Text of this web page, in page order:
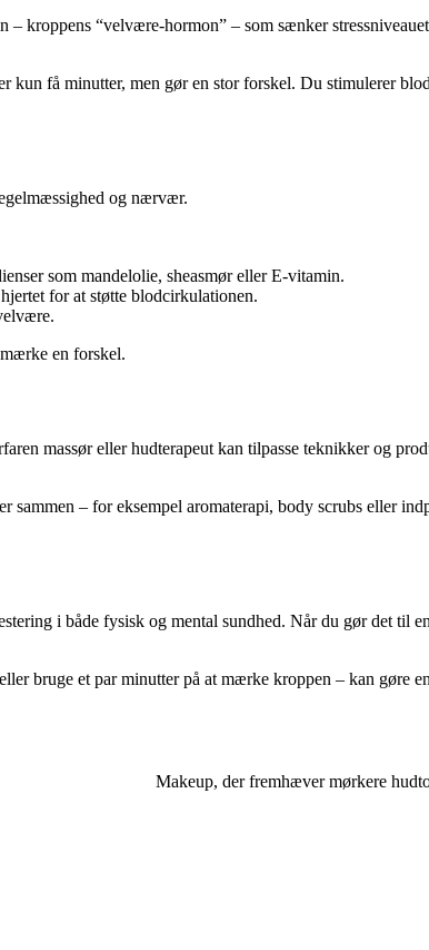
kroppens “velvære-hormon” – som sænker
kun få minutter, men gør en stor forskel. Du stimulerer
og nærvær.
som mandelolie, sheasmør eller E-vitamin.
for at støtte blodcirkulationen.
en forskel.
massør eller hudterapeut kan tilpasse teknikker og
– for eksempel aromaterapi, body scrubs eller
i både fysisk og mental sundhed. Når du gør det
bruge et par minutter på at mærke kroppen – kan
Makeup, der fremhæver mørkere